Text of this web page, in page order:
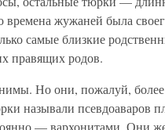
жужаней была
самые близкие
правящих родов.
Но они, пожалуй,
называли псевдоаваров
— вархонитами. Они